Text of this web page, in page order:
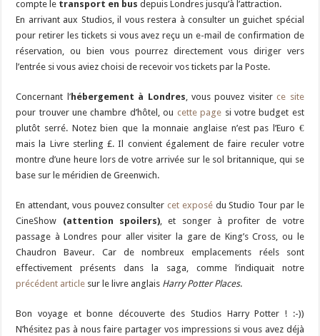
compte le transport en bus depuis Londres jusqu’à l’attraction.
En arrivant aux Studios, il vous restera à consulter un guichet spécial
pour retirer les tickets si vous avez reçu un e-mail de confirmation de
réservation, ou bien vous pourrez directement vous diriger vers
l’entrée si vous aviez choisi de recevoir vos tickets par la Poste.
Concernant l’hébergement à Londres, vous pouvez visiterce site
pour trouver une chambre d’hôtel, ou cette page si votre budget est
plutôt serré. Notez bien que la monnaie anglaise n’est pas l’Euro €
mais la Livre sterling £. Il convient également de faire reculer votre
montre d’une heure lors de votre arrivée sur le sol britannique, qui se
base sur le méridien de Greenwich.
En attendant, vous pouvez consultercet exposé du Studio Tour par le
CineShow (attention spoilers), et songer à profiter de votre
passage à Londres pour aller visiter la gare de King’s Cross, ou le
Chaudron Baveur. Car de nombreux emplacements réels sont
effectivement présents dans la saga, comme l’indiquait notre
précédent article sur le livre anglais Harry Potter Places.
Bon voyage et bonne découverte des Studios Harry Potter ! :-))
N’hésitez pas à nous faire partager vos impressions si vous avez déjà